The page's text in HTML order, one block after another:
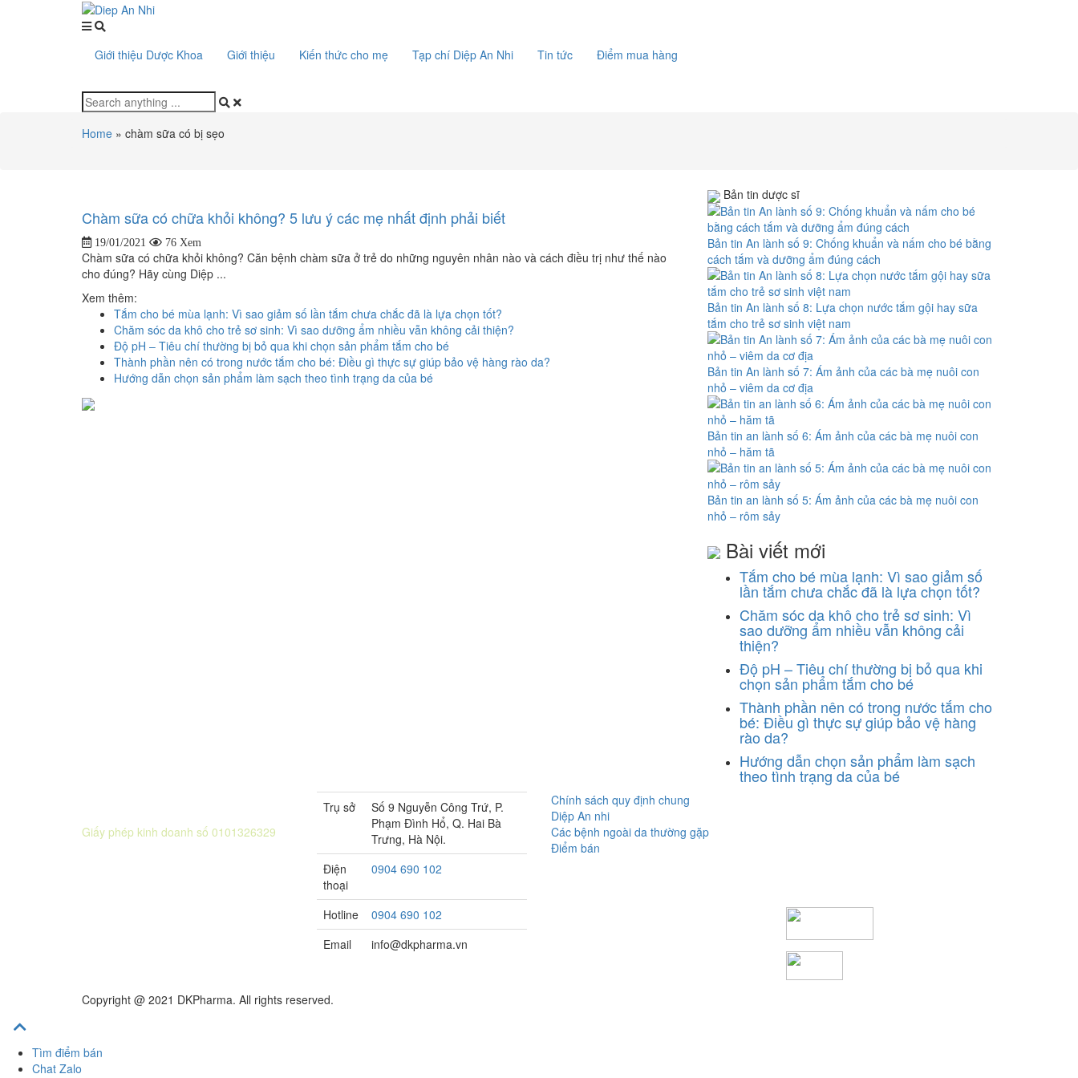
Giới thiệu Dược Khoa Giới thiệu Kiến thức cho mẹ Tạp chí Diệp An Nhi Tin tức Điểm mua hàng
Home » chàm sữa có bị sẹo
Chàm sữa có chữa khỏi không? 5 lưu ý các mẹ nhất định phải biết
19/01/2021 76 Xem
Chàm sữa có chữa khỏi không? Căn bệnh chàm sữa ở trẻ do những nguyên nhân nào và cách điều trị như thế nào
cho đúng? Hãy cùng Diệp ...
Xem thêm:
Tắm cho bé mùa lạnh: Vì sao giảm số lần tắm chưa chắc đã là lựa chọn tốt?
Chăm sóc da khô cho trẻ sơ sinh: Vì sao dưỡng ẩm nhiều vẫn không cải thiện?
Độ pH – Tiêu chí thường bị bỏ qua khi chọn sản phẩm tắm cho bé
Thành phần nên có trong nước tắm cho bé: Điều gì thực sự giúp bảo vệ hàng rào da?
Hướng dẫn chọn sản phẩm làm sạch theo tình trạng da của bé
Bản tin dược sĩ
Bản tin An lành số 9: Chống khuẩn và nấm cho bé bằng
cách tắm và dưỡng ẩm đúng cách
Bản tin An lành số 8: Lựa chọn nước tắm gội hay sữa
tắm cho trẻ sơ sinh việt nam
Bản tin An lành số 7: Ám ảnh của các bà mẹ nuôi con
nhỏ – viêm da cơ địa
Bản tin an lành số 6: Ám ảnh của các bà mẹ nuôi con
nhỏ – hăm tã
Bản tin an lành số 5: Ám ảnh của các bà mẹ nuôi con
nhỏ – rôm sảy
Bài viết mới
Tắm cho bé mùa lạnh: Vì sao giảm số
lần tắm chưa chắc đã là lựa chọn tốt?
Chăm sóc da khô cho trẻ sơ sinh: Vì
sao dưỡng ẩm nhiều vẫn không cải
thiện?
Độ pH – Tiêu chí thường bị bỏ qua khi
chọn sản phẩm tắm cho bé
Thành phần nên có trong nước tắm cho
bé: Điều gì thực sự giúp bảo vệ hàng
rào da?
Hướng dẫn chọn sản phẩm làm sạch
theo tình trạng da của bé
Giấy phép kinh doanh số 0101326329
Trụ sở
Số 9 Nguyễn Công Trứ, P.
Phạm Đình Hổ, Q. Hai Bà
Trưng, Hà Nội.
Điện
thoại
0904 690 102
Hotline
0904 690 102
Email
info@dkpharma.vn
Chính sách quy định chung
Diệp An nhi
Các bệnh ngoài da thường gặp
Điểm bán
Copyright @ 2021 DKPharma. All rights reserved.
Tìm điểm bán
Chat Zalo